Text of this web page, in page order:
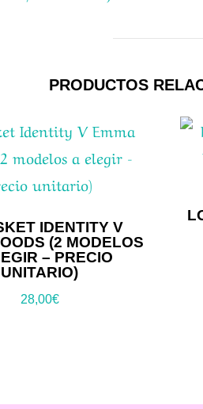
PRODUCTOS
IDENTITY V
(2 MODELOS
– PRECIO
UNITARIO)
28,00€